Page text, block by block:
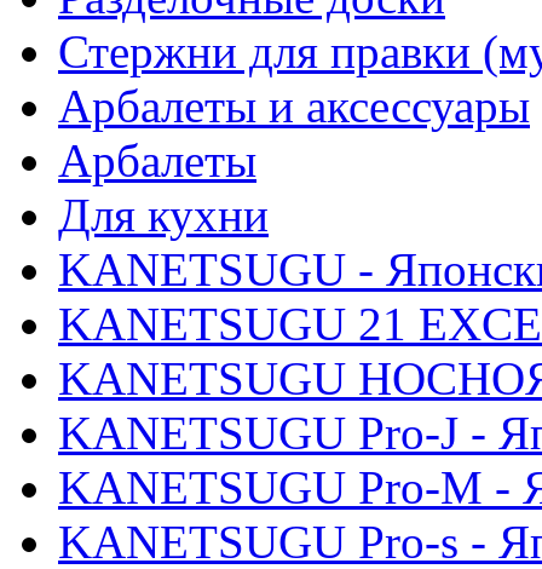
Стержни для правки
Арбалеты и аксессуары
Арбалеты
Для кухни
KANETSUGU -
KANETSUGU 21
KANETSUGU
KANETSUGU Pro-J -
KANETSUGU Pro-M -
KANETSUGU Pro-s -